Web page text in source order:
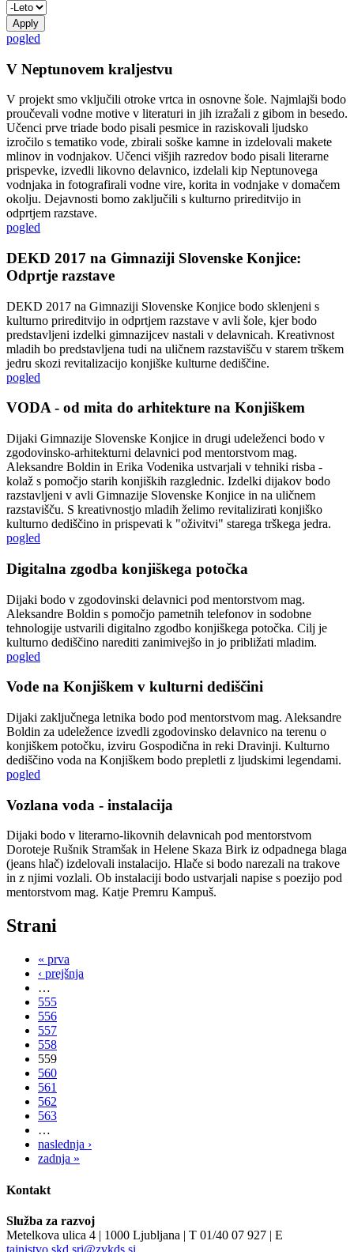
pogled
V Neptunovem kraljestvu
V projekt smo vključili otroke vrtca in osnovne šole. Najmlajši bodo
proučevali vodne motive v literaturi in jih izražali z gibom in besedo.
Učenci prve triade bodo pisali pesmice in raziskovali ljudsko
izročilo s tematiko vode, zbirali soške kamne in izdelovali makete
mlinov in vodnjakov. Učenci višjih razredov bodo pisali literarne
prispevke, izvedli likovno delavnico, izdelali kip Neptunovega
vodnjaka in fotografirali vodne vire, korita in vodnjake v domačem
okolju. Dejavnosti bomo zaključili s kulturno prireditvijo in
odprtjem razstave.
pogled
DEKD 2017 na Gimnaziji Slovenske Konjice:
Odprtje razstave
DEKD 2017 na Gimnaziji Slovenske Konjice bodo sklenjeni s
kulturno prireditvijo in odprtjem razstave v avli šole, kjer bodo
predstavljeni izdelki gimnazijcev nastali v delavnicah. Kreativnost
mladih bo predstavljena tudi na uličnem razstavišču v starem trškem
jedru skozi revitalizacijo konjiške kulturne dediščine.
pogled
VODA - od mita do arhitekture na Konjiškem
Dijaki Gimnazije Slovenske Konjice in drugi udeleženci bodo v
zgodovinsko-arhitekturni delavnici pod mentorstvom mag.
Aleksandre Boldin in Erika Vodenika ustvarjali v tehniki risba -
kolaž s pomočjo starih konjiških razglednic. Izdelki dijakov bodo
razstavljeni v avli Gimnazije Slovenske Konjice in na uličnem
razstavišču. S kreativnostjo mladih želimo revitalizirati konjiško
kulturno dediščino in prispevati k "oživitvi" starega trškega jedra.
pogled
Digitalna zgodba konjiškega potočka
Dijaki bodo v zgodovinski delavnici pod mentorstvom mag.
Aleksandre Boldin s pomočjo pametnih telefonov in sodobne
tehnologije ustvarili digitalno zgodbo konjiškega potočka. Cilj je
kulturno dediščino narediti zanimivejšo in jo približati mladim.
pogled
Vode na Konjiškem v kulturni dediščini
Dijaki zaključnega letnika bodo pod mentorstvom mag. Aleksandre
Boldin za udeležence izvedli zgodovinsko delavnico na terenu o
konjiškem potočku, izviru Gospodična in reki Dravinji. Kulturno
dediščino voda na Konjiškem bodo prepletli z ljudskimi legendami.
pogled
Vozlana voda - instalacija
Dijaki bodo v literarno-likovnih delavnicah pod mentorstvom
Doroteje Rušnik Stramšak in Helene Skaza Birk iz odpadnega blaga
(jeans hlač) izdelovali instalacijo. Hlače si bodo narezali na trakove
in z njimi vozlali. Ob instalaciji bodo ustvarjali napise s poezijo pod
mentorstvom mag. Katje Premru Kampuš.
Strani
« prva
‹ prejšnja
…
555
556
557
558
559
560
561
562
563
…
naslednja ›
zadnja »
Kontakt
Služba za razvoj
Metelkova ulica 4 | 1000 Ljubljana | T 01/40 07 927 | E
tajnistvo.skd.sri@zvkds.si